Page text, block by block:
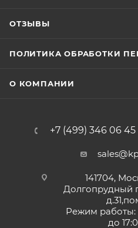
ОТЗЫВЫ
ПОЛИТИКА ОБРАБОТКИ
О КОМПАНИИ
+7 (499) 346 06 45
141704,
Долгопрудный
Режим работы:
до